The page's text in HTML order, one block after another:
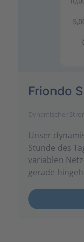
Friondo
Dynamischer
Unser
Stunde des
variablen
gerade